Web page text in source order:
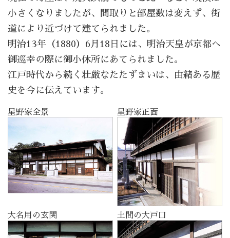
小さくなりましたが、間取りと部屋数は変えず、街
道により近づけて建てられました。
明治13年（1880）6月18日には、明治天皇が京都へ
御巡幸の際に御小休所にあてられました。
江戸時代から続く壮厳なたたずまいは、由緒ある歴
史を今に伝えています。
星野家全景 星野家正面
大名用の玄関 土間の大戸口